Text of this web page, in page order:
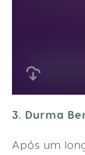
3. Durma
Após um